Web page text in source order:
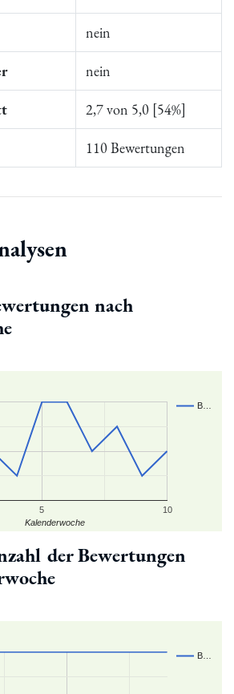
nein
nein
2,7 von 5,0 [54%]
110 Bewertungen
nach
B…
5 10
Kalenderwoche
der Bewertungen
B…